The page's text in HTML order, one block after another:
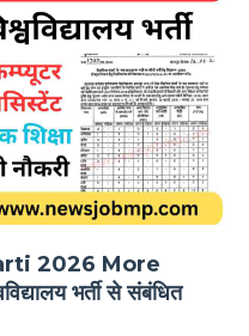
2026 More
भर्ती से संबंधित